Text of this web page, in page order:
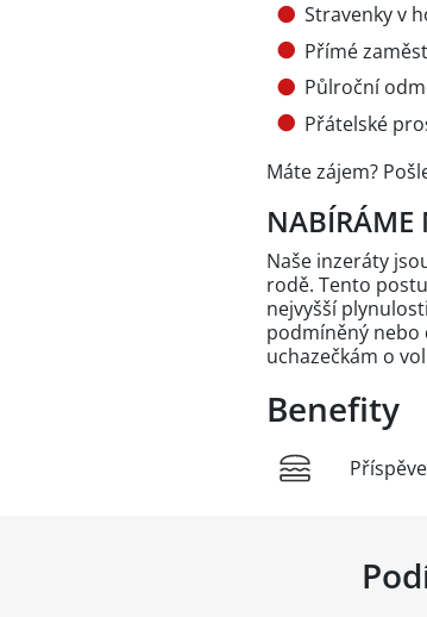
Stravenky v
Přímé
Půlroční
Přátelské
Máte zájem?
NABÍRÁME
Naše inzeráty
rodě. Tento
nejvyšší
podmíněný nebo
uchazečkám o
Benefity